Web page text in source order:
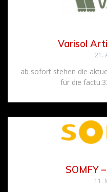
Varisol
21.
ab sofort stehen die
für die
SOMFY
11.